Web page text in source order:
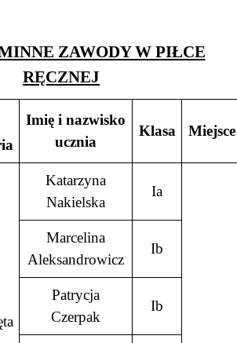
ZAWODY W PIŁCE
RĘCZNEJ
Imię i nazwisko
ucznia
Klasa Miejsce
Katarzyna
Nakielska
Ia
Marcelina
Aleksandrowicz
Ib
Patrycja
Czerpak
Ib